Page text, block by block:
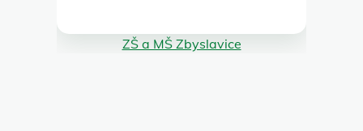
ZŠ a MŠ Zbyslavice